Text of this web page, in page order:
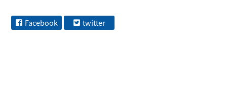
Facebook twitter